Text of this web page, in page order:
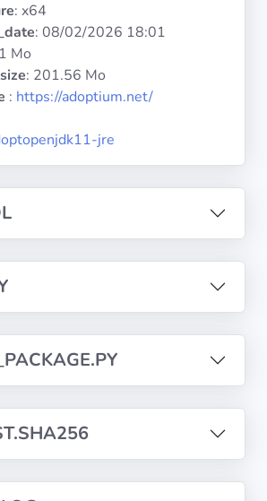
: x64
: 08/02/2026 18:01
Mo
: 201.56 Mo
: https://adoptium.net/
jre